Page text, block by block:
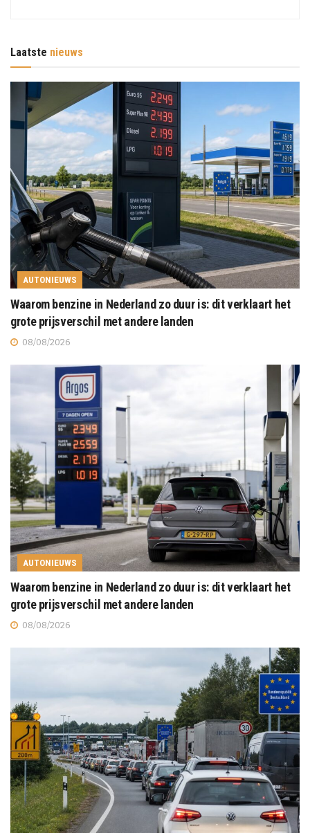
Laatste nieuws
AUTONIEUWS
Waarom benzine in Nederland zo duur is: dit verklaart het
grote prijsverschil met andere landen
08/08/2026
AUTONIEUWS
Waarom benzine in Nederland zo duur is: dit verklaart het
grote prijsverschil met andere landen
08/08/2026